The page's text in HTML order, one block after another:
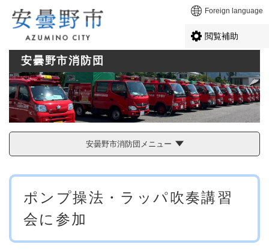
メニューを飛ばして本文へ Foreign language
閲覧補助
安曇野市消防団
安曇野市消防団メニュー
本
ポンプ操法・ラッパ吹奏講習
会に参加